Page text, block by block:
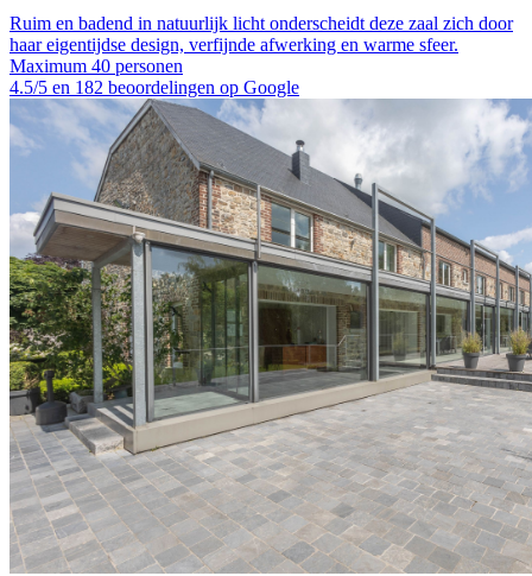
Ruim en badend in natuurlijk licht onderscheidt deze zaal zich door
haar eigentijdse design, verfijnde afwerking en warme sfeer.
Maximum 40 personen
4.5/5 en 182 beoordelingen op Google